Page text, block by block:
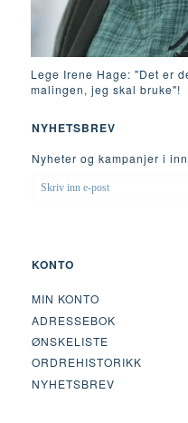
Lege Irene Hage: "Det er
malingen, jeg skal bruke"!
NYHETSBREV
Nyheter og kampanjer i
SKRIV
INN
KONTO
MIN KONTO
ADRESSEBOK
ØNSKELISTE
ORDREHISTORIKK
NYHETSBREV